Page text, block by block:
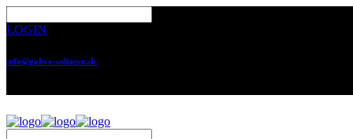
LOGIN
info@golive-solingen.de